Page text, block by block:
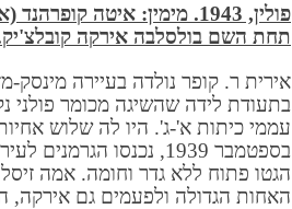
פולין, 1943. מימין: איטה
תחת השם בולסלבה אירקה
אירית ר. קופר נולדה בעיירה מינסק-
הגטו פתוח ללא גדר וחומה. אמה
האחות הגדולה ולפעמים גם אירקה,